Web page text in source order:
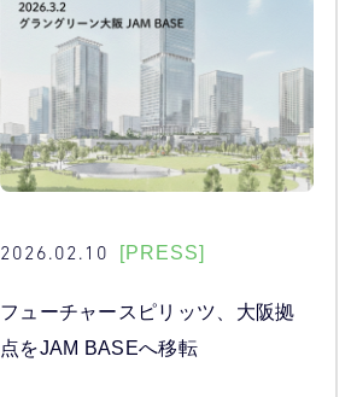
2026.02.10 [PRESS]
フューチャースピリッツ、大阪拠
点をJAM BASEへ移転